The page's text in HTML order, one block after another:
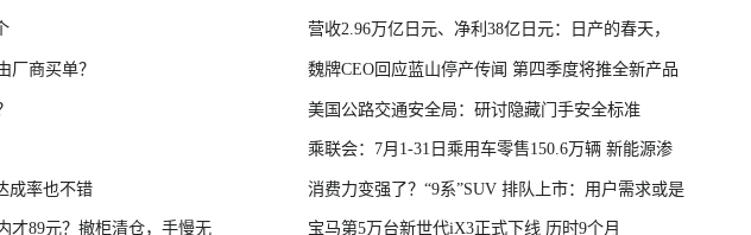
厂商买单？
成率也不错
才89元？撤柜清仓，手慢无
营收2.96万亿日元、净利38亿日元：日产的春天，
回来了
魏牌CEO回应蓝山停产传闻 第四季度将推全新产品
美国公路交通安全局：研讨隐藏门手安全标准
乘联会：7月1-31日乘用车零售150.6万辆 新能源渗
透率64.4%
消费力变强了？“9系”SUV 排队上市：用户需求或是
主因
宝马第5万台新世代iX3正式下线 历时9个月